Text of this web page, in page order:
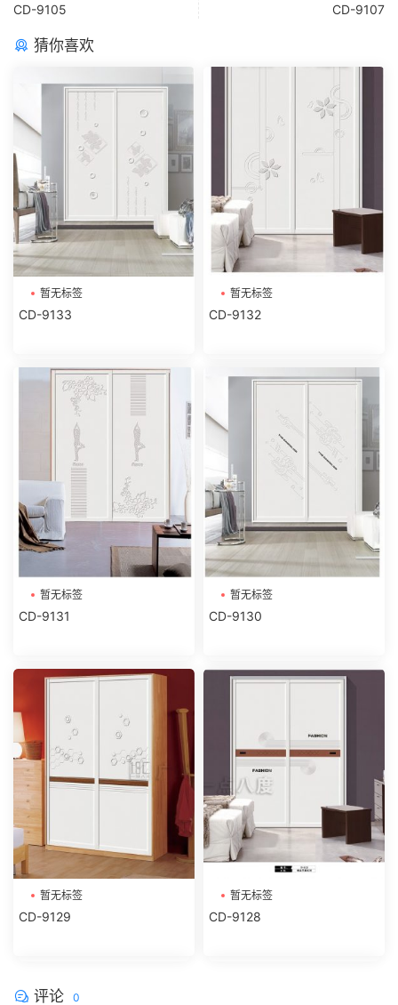
CD-9105 CD-9107
猜你喜欢
暂无标签
CD-9133
暂无标签
CD-9132
暂无标签
CD-9131
暂无标签
CD-9130
暂无标签
CD-9129
暂无标签
CD-9128
评论 0